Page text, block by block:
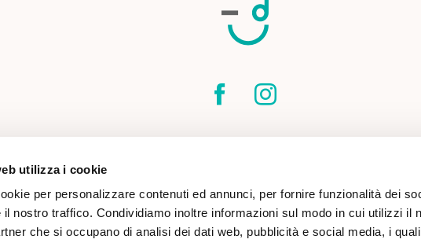
utilizza i cookie
per personalizzare contenuti ed annunci, per fornire funzionalità dei
il nostro traffico. Condividiamo inoltre informazioni sul modo in cui utilizzi il
che si occupano di analisi dei dati web, pubblicità e social media, i